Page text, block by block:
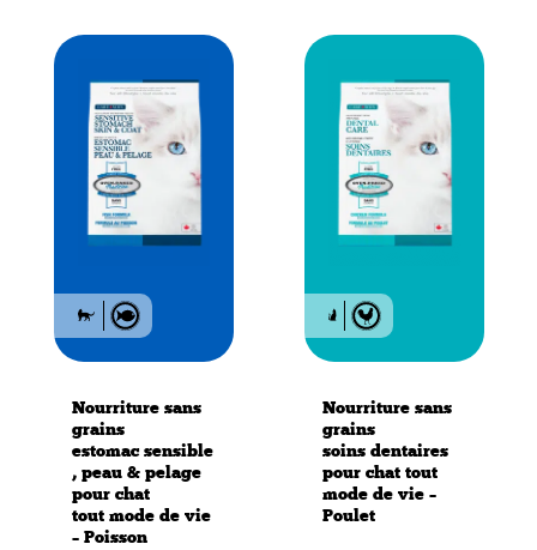
Nourriture sans
grains
estomac sensible
, peau & pelage
pour chat
tout mode de vie
– Poisson
Nourriture sans
grains
soins dentaires
pour chat tout
mode de vie –
Poulet